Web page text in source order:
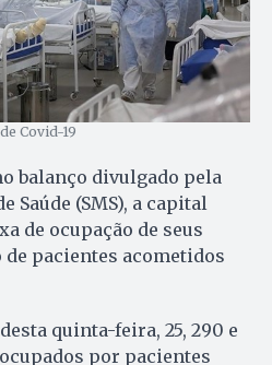
Covid-19
balanço divulgado pela
Saúde (SMS), a capital
de ocupação de seus
pacientes acometidos
quinta-feira, 25, 290 e
por pacientes